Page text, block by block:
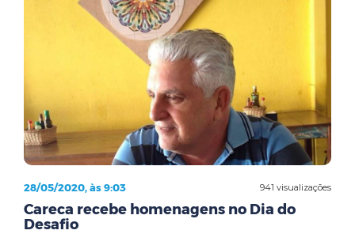
941 visualizações
28/05/2020, às 9:03
Careca recebe homenagens no Dia do
Desafio